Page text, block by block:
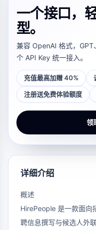
一个接口，
型。
兼容 OpenAI 格式，
个 API Key 统一接入。
充值最高加赠 40%
注册送免费体验额度
领
详细介绍
概述
HirePeople 是一款面向
聘信息撰写与候选人外